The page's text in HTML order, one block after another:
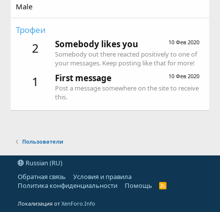
Male
Трофеи
2 10 Фев 2020
Somebody likes you
Somebody out there reacted positively to one of
your messages. Keep posting like that for more!
1 10 Фев 2020
First message
Post a message somewhere on the site to receive
this.
Пользователи
Russian (RU)
Обратная связь
Условия и правила
Политика конфиденциальности
Помощь
R
Локализация отXenForo.Info